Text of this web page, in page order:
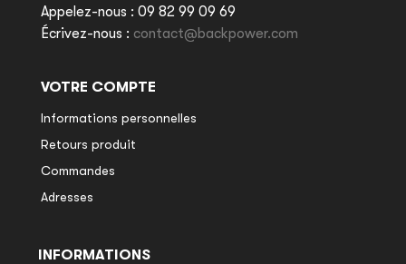
Appelez-nous : 09 82 99 09 69
Écrivez-nous : contact@backpower.com
VOTRE COMPTE
Informations personnelles
Retours produit
Commandes
Adresses
INFORMATIONS